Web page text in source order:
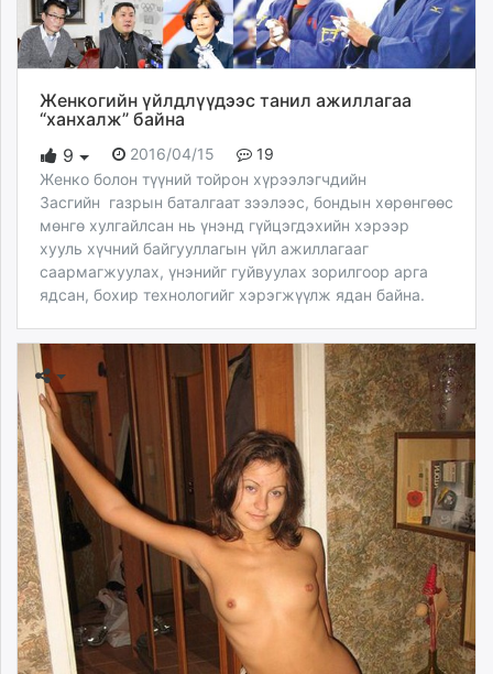
Женкогийн үйлдлүүдээс танил ажиллагаа
“ханхалж” байна
9
2016/04/15
19
Женко болон түүний тойрон хүрээлэгчдийн
Засгийн газрын баталгаат зээлээс, бондын хөрөнгөөс
мөнгө хулгайлсан нь үнэнд гүйцэгдэхийн хэрээр
хууль хүчний байгууллагын үйл ажиллагааг
саармагжуулах, үнэнийг гуйвуулах зорилгоор арга
ядсан, бохир технологийг хэрэгжүүлж ядан байна.